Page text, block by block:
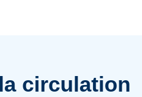
circulation